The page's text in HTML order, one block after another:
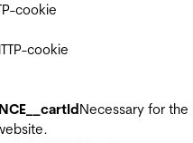
cookie
cookie
Necessary for the